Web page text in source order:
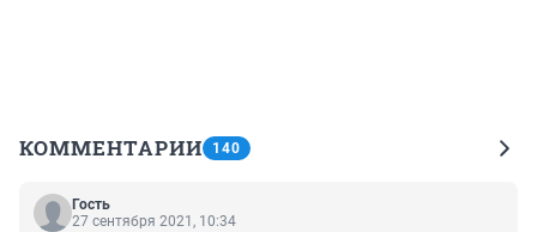
КОММЕНТАРИИ 140
Гость
27 сентября 2021, 10:34